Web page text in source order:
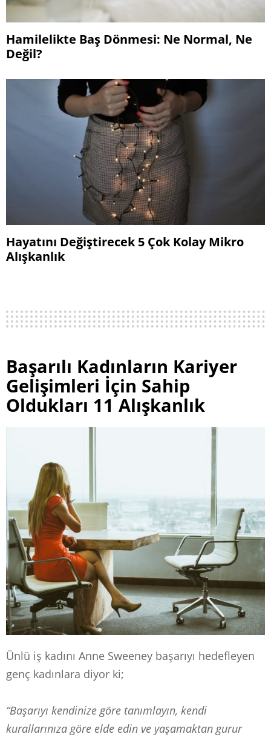
Hamilelikte Baş Dönmesi: Ne Normal, Ne
Değil?
Hayatını Değiştirecek 5 Çok Kolay Mikro
Alışkanlık
Başarılı Kadınların Kariyer
Gelişimleri İçin Sahip
Oldukları 11 Alışkanlık
Ünlü iş kadını Anne Sweeney başarıyı hedefleyen
genç kadınlara diyor ki;
“Başarıyı kendinize göre tanımlayın, kendi
kurallarınıza göre elde edin ve yaşamaktan gurur